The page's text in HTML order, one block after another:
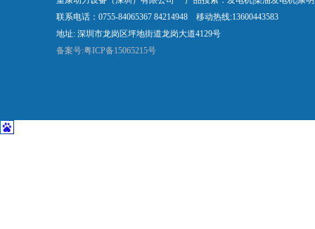
联系电话：0755-84065367 84214948 移动热线:13600443583
地址: 深圳市龙岗区坪地街道龙岗大道4129号
备案号:粤ICP备15065215号